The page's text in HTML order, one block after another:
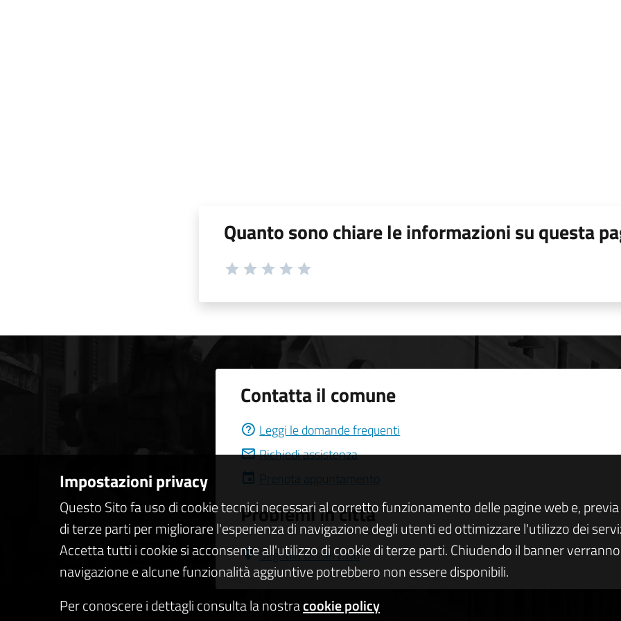
Quanto sono chiare le informazioni su questa
Contatta il comune
Leggi le domande frequenti
Richiedi assistenza
Prenota appuntamento
Problemi in città
Segnala Disservizio
Impostazioni privacy
Questo Sito fa uso di cookie tecnici necessari al corretto funzionamento delle pagine web e,
di terze parti per migliorare l'esperienza di navigazione degli utenti ed ottimizzare l'utilizzo dei
Accetta tutti i cookie si acconsente all'utilizzo di cookie di terze parti. Chiudendo il banner
navigazione e alcune funzionalità aggiuntive potrebbero non essere disponibili.
Per conoscere i dettagli consulta la nostracookie policy